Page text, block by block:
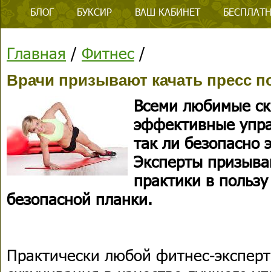
БЛОГ БУКСИР ВАШ КАБИНЕТ
Главная / Фитнес /
Врачи призывают качать пресс
Всеми любимые
эффективные
так ли безопасно
Эксперты
практики в
безопасной планки.
Практически любой фитнес-